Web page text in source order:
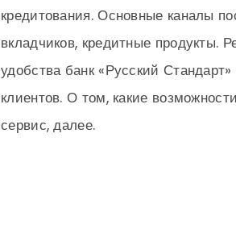
кредитования. Основные каналы
вкладчиков, кредитные продукты.
удобства банк «Русский
клиентов. О том, какие
сервис, далее.